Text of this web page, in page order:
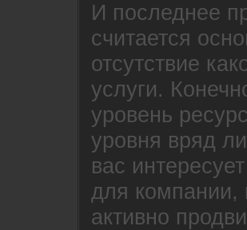
И последнее
считается
отсутствие
услуги.
уровень
уровня вряд
вас
для компании,
активно